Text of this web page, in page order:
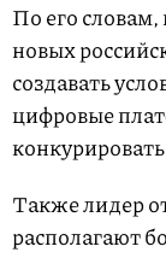
По его
новых
создавать
цифровые
Также лидер
располагают